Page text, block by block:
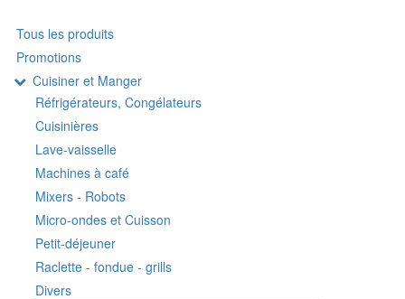
Tous les produits
Promotions
Cuisiner et Manger
Réfrigérateurs, Congélateurs
Cuisinières
Lave-vaisselle
Machines à café
Mixers - Robots
Micro-ondes et Cuisson
Petit-déjeuner
Raclette - fondue - grills
Divers